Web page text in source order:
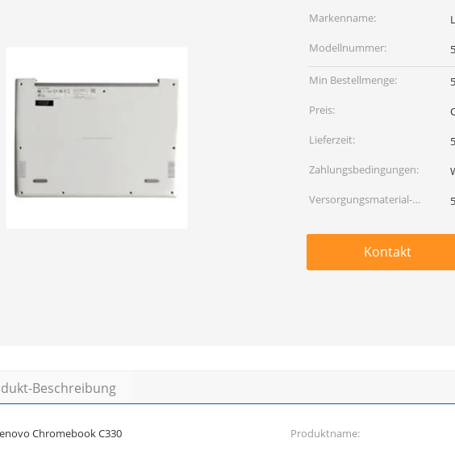
Markenname:
Modellnummer:
Min Bestellmenge:
Preis:
Lieferzeit:
Zahlungsbedingungen:
Versorgungsmaterial-
Kontakt
Beschreibung
Chromebook C330 Produktname: